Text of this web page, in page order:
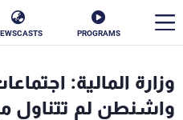
PROGRAMS
وزارة المالية:
واشنطن لم تتناول
الأخبار